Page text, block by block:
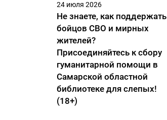
24 июля 2026
Не знаете, как поддержать
бойцов СВО и мирных
жителей?
Присоединяйтесь к сбору
гуманитарной помощи в
Самарской областной
библиотеке для слепых!
(18+)